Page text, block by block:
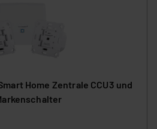
Home Zentrale CCU3 und